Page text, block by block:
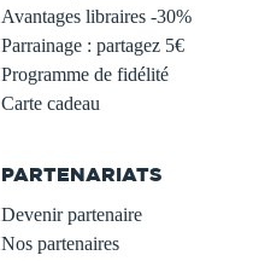
Avantages libraires -30%
Parrainage : partagez 5€
Programme de fidélité
Carte cadeau
PARTENARIATS
Devenir partenaire
Nos partenaires